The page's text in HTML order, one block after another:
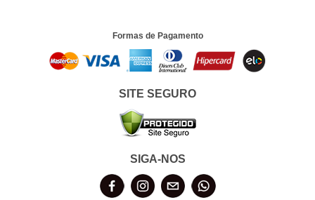
Formas de Pagamento
SITE SEGURO
SIGA-NOS